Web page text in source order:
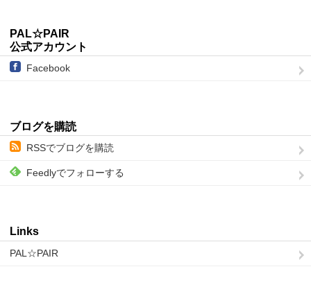
PAL☆PAIR
公式アカウント
Facebook
ブログを購読
RSSでブログを購読
Feedlyでフォローする
Links
PAL☆PAIR